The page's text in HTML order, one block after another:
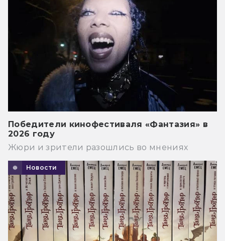
Победители кинофестиваля «Фантазия» в
2026 году
Жюри и зрители разошлись во мнениях
Новости